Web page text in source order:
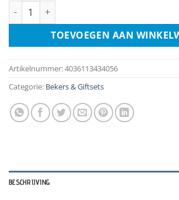
Koffiemok - John Deere - Quality
TOEVOEGEN AAN
Artikelnummer:4036113434056
Categorie: Bekers & Giftsets
BESCHRIJVING